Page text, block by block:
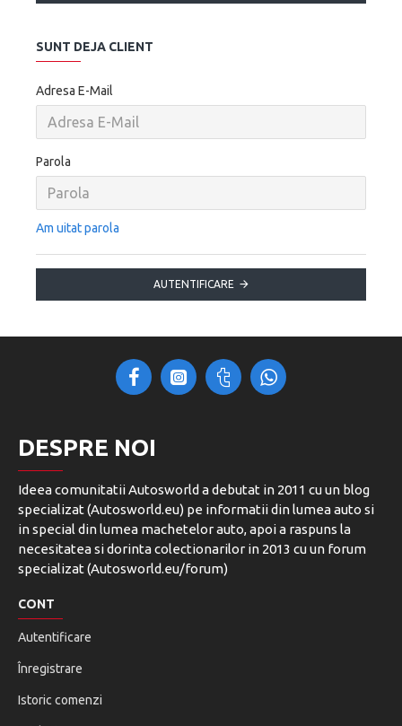
SUNT DEJA CLIENT
Adresa E-Mail
Parola
Am uitat parola
AUTENTIFICARE
DESPRE NOI
Ideea comunitatii Autosworld a debutat in 2011 cu un blog
specializat (Autosworld.eu) pe informatii din lumea auto si
in special din lumea machetelor auto, apoi a raspuns la
necesitatea si dorinta colectionarilor in 2013 cu un forum
specializat (Autosworld.eu/forum)
CONT
Autentificare
Înregistrare
Istoric comenzi